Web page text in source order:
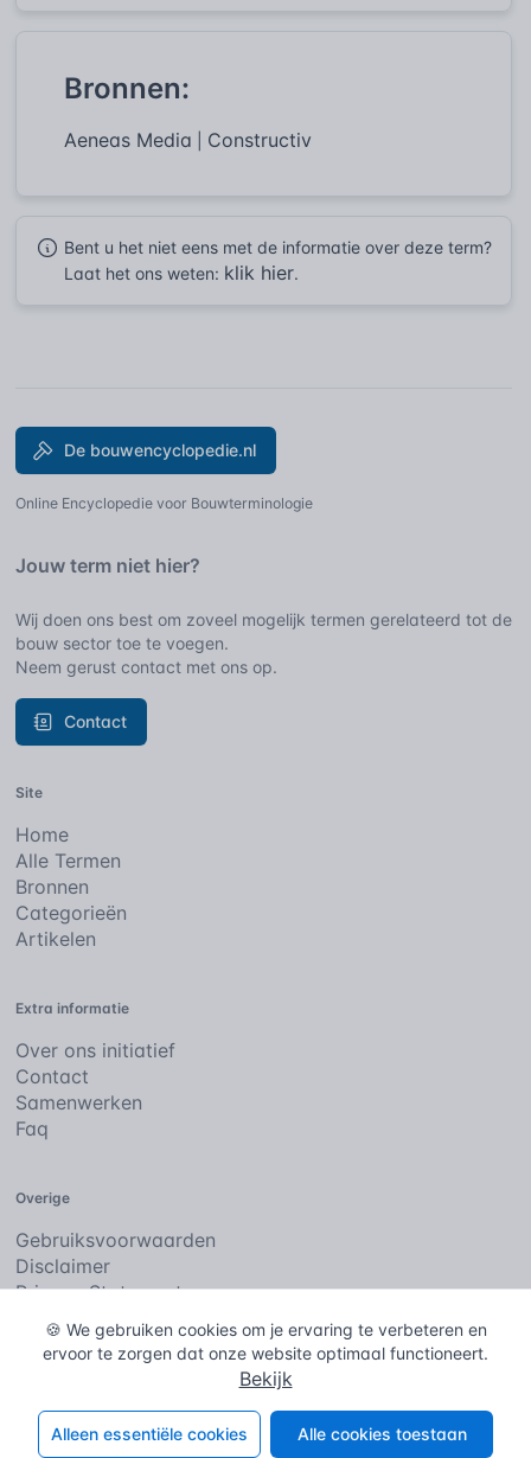
Bronnen:
Aeneas Media Constructiv
Bent u het niet eens met de informatie over deze term?
Laat het ons weten: klik hier.
De bouwencyclopedie.nl
Online Encyclopedie voor Bouwterminologie
Jouw term niet hier?
Wij doen ons best om zoveel mogelijk termen gerelateerd tot de
bouw sector toe te voegen.
Neem gerust contact met ons op.
Contact
Site
Home
Alle Termen
Bronnen
Categorieën
Artikelen
Extra informatie
Over ons initiatief
Contact
Samenwerken
Faq
Overige
Gebruiksvoorwaarden
Disclaimer
Privacy Statement
Cookies
Copyright © 2026De bouwencyclopedie. Alle rechten
voorbehouden.
🍪 We gebruiken cookies om je ervaring te verbeteren en
ervoor te zorgen dat onze website optimaal functioneert.
Bekijk
Alleen essentiële cookies Alle cookies toestaan